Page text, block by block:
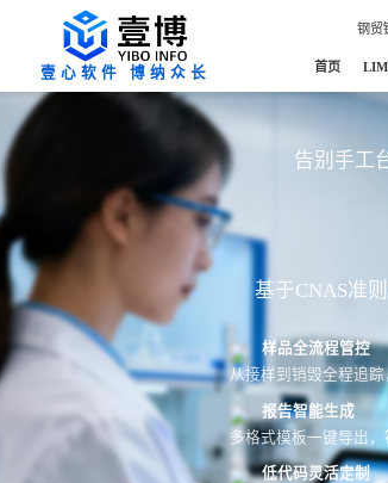
钢贸
壹心软件 博纳众长 首页
告别手工
基于CNAS准
样品全流程管控
从接样到销毁全程追
报告智能生成
多格式模板一键导出
低代码灵活定制